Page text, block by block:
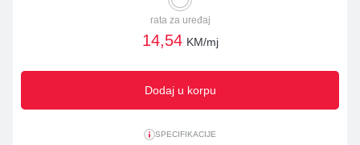
rata za uređaj
14,54 KM/mj
Dodaj u korpu
SPECIFIKACIJE